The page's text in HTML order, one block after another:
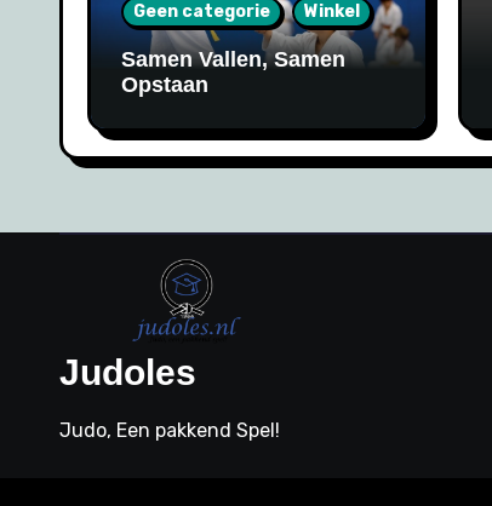
Geen categorie Winkel
Samen Vallen, Samen
Opstaan
Judoles
Judo, Een pakkend Spel!